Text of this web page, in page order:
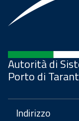
Autorità di
Porto di
Indirizzo